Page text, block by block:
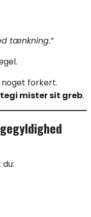
tænkning.”
forkert.
mister sit greb.